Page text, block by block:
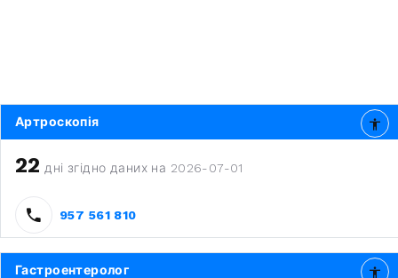
Артроскопія
22 дні згідно даних на 2026-07-01
957 561 810
Гастроентеролог